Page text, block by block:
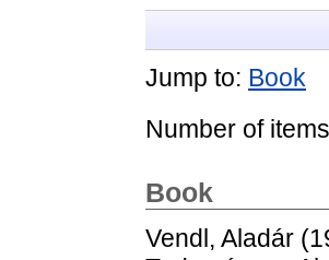
Jump to: Book
Number of
Book
Vendl, Aladár